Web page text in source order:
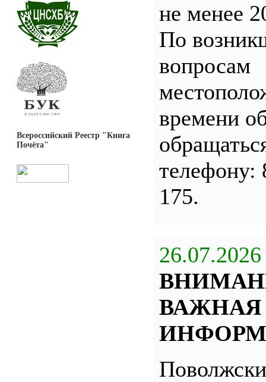
Всероссийский Реестр "Книга
Почёта"
не менее
По
вопросам
времени
телефону:
175.
26.07.2026
ВАЖНАЯ